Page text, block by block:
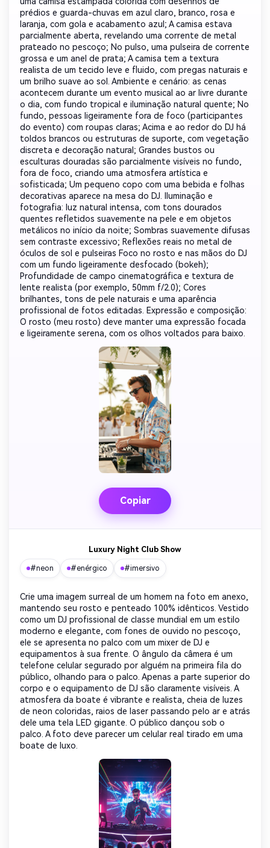
prédios e guarda-chuvas em azul claro, branco, rosa e
laranja, com gola e acabamento azul; A camisa estava
parcialmente aberta, revelando uma corrente de metal
prateado no pescoço; No pulso, uma pulseira de corrente
grossa e um anel de prata; A camisa tem a textura
realista de um tecido leve e fluido, com pregas naturais e
um brilho suave ao sol. Ambiente e cenário: as cenas
acontecem durante um evento musical ao ar livre durante
o dia, com fundo tropical e iluminação natural quente; No
fundo, pessoas ligeiramente fora de foco (participantes
do evento) com roupas claras; Acima e ao redor do DJ há
toldos brancos ou estruturas de suporte, com vegetação
discreta e decoração natural; Grandes bustos ou
esculturas douradas são parcialmente visíveis no fundo,
fora de foco, criando uma atmosfera artística e
sofisticada; Um pequeno copo com uma bebida e folhas
decorativas aparece na mesa do DJ. Iluminação e
fotografia: luz natural intensa, com tons dourados
quentes refletidos suavemente na pele e em objetos
metálicos no início da noite; Sombras suavemente difusas
sem contraste excessivo; Reflexões reais no metal de
óculos de sol e pulseiras Foco no rosto e nas mãos do DJ
com um fundo ligeiramente desfocado (bokeh);
Profundidade de campo cinematográfica e textura de
lente realista (por exemplo, 50mm f/2.0); Cores
brilhantes, tons de pele naturais e uma aparência
profissional de fotos editadas. Expressão e composição:
O rosto (meu rosto) deve manter uma expressão focada
e ligeiramente serena, com os olhos voltados para baixo.
Copiar
Luxury Night Club Show
#neon #enérgico #imersivo
Crie uma imagem surreal de um homem na foto em anexo,
mantendo seu rosto e penteado 100% idênticos. Vestido
como um DJ profissional de classe mundial em um estilo
moderno e elegante, com fones de ouvido no pescoço,
ele se apresenta no palco com um mixer de DJ e
equipamentos à sua frente. O ângulo da câmera é um
telefone celular segurado por alguém na primeira fila do
público, olhando para o palco. Apenas a parte superior do
corpo e o equipamento de DJ são claramente visíveis. A
atmosfera da boate é vibrante e realista, cheia de luzes
de neon coloridas, raios de laser passando pelo ar e atrás
dele uma tela LED gigante. O público dançou sob o
palco. A foto deve parecer um celular real tirado em uma
boate de luxo.